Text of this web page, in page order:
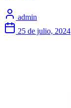
admin
25 de julio, 2024